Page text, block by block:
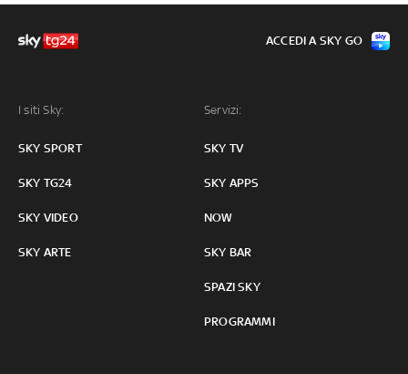
I siti Sky:
SKY SPORT
SKY TG24
SKY VIDEO
SKY ARTE
Servizi:
SKY TV
SKY APPS
NOW
SKY BAR
SPAZI SKY
PROGRAMMI
ACCEDI A SKY GO